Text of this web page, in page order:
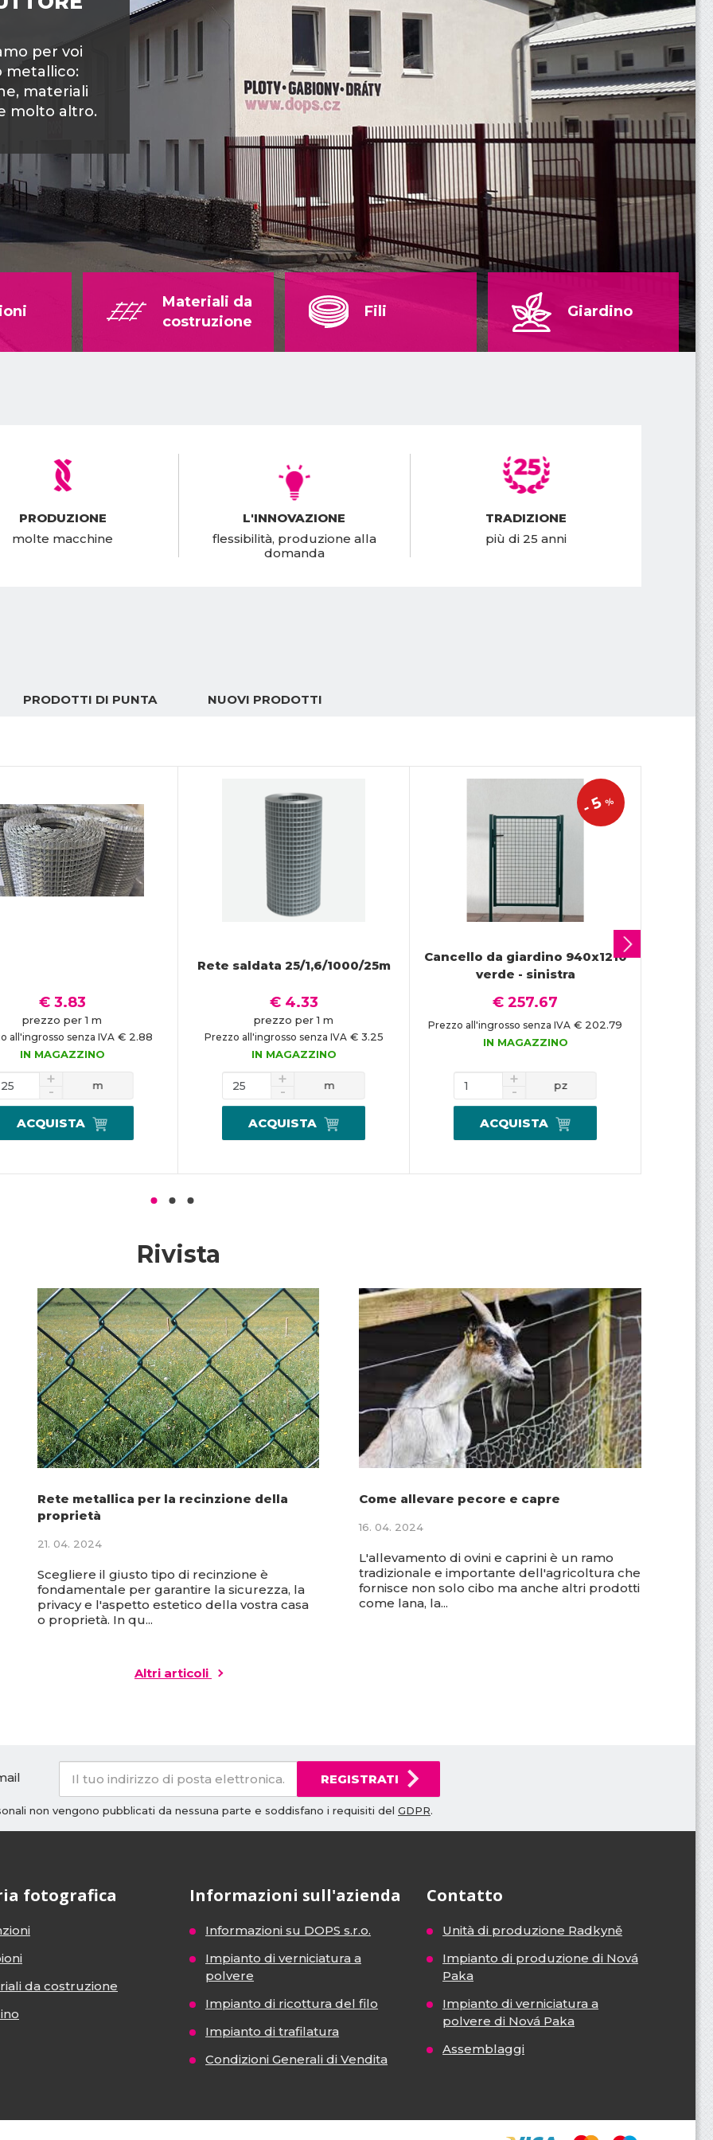
per voi
metallico:
materiali
molto altro.
Materiali da
costruzione
Fili Giardino
PRODUZIONE
molte macchine
L'INNOVAZIONE
flessibilità, produzione alla
domanda
TRADIZIONE
più di 25 anni
PRODOTTI DI PUNTA NUOVI PRODOTTI
€ 3.83
prezzo per 1 m
all'ingrosso senza IVA€ 2.88
IN MAGAZZINO
m
ACQUISTA
Rete saldata 25/1,6/1000/25m
€ 4.33
prezzo per 1 m
Prezzo all'ingrosso senza IVA€ 3.25
IN MAGAZZINO
m
ACQUISTA
-
5%
Cancello da giardino 940x1210
verde - sinistra
€ 257.67
Prezzo all'ingrosso senza IVA € 202.79
IN MAGAZZINO
pz
ACQUISTA
P
r
Rivista
Rete metallica per la recinzione della
proprietà
21. 04. 2024
Scegliere il giusto tipo di recinzione è
fondamentale per garantire la sicurezza, la
privacy e l'aspetto estetico della vostra casa
o proprietà. In qu...
Come allevare pecore e capre
16. 04. 2024
L'allevamento di ovini e caprini è un ramo
tradizionale e importante dell'agricoltura che
fornisce non solo cibo ma anche altri prodotti
come lana, la...
Altri articoli
REGISTRATI
non vengono pubblicati da nessuna parte e soddisfano i requisiti del GDPR.
fotografica
da costruzione
Informazioni sull'azienda
Informazioni su DOPS s.r.o.
Impianto di verniciatura a
polvere
Impianto di ricottura del filo
Impianto di trafilatura
Condizioni Generali di Vendita
Contatto
Unità di produzione Radkyně
Impianto di produzione di Nová
Paka
Impianto di verniciatura a
polvere di Nová Paka
Assemblaggi